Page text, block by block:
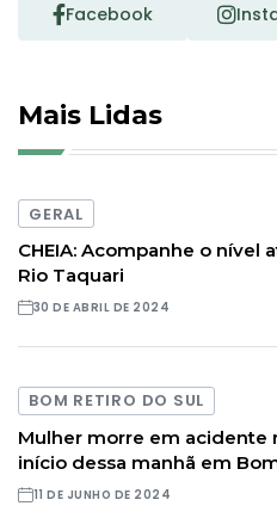
Facebook
Mais Lidas
GERAL
CHEIA: Acompanhe o nível
Rio Taquari
30 DE ABRIL DE 2024
BOM RETIRO DO SUL
Mulher morre em acidente
início dessa manhã em
11 DE JUNHO DE 2024